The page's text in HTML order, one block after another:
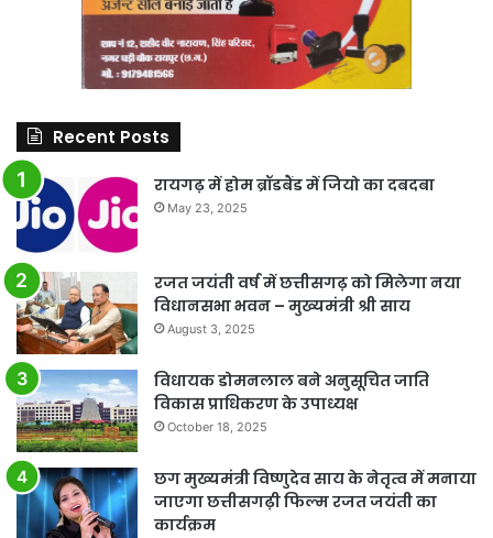
Recent Posts
रायगढ़ में होम ब्रॉडबैंड में जियो का दबदबा
May 23, 2025
रजत जयंती वर्ष में छत्तीसगढ़ को मिलेगा नया
विधानसभा भवन – मुख्यमंत्री श्री साय
August 3, 2025
विधायक डोमनलाल बने अनुसूचित जाति
विकास प्राधिकरण के उपाध्यक्ष
October 18, 2025
छग मुख्यमंत्री विष्णुदेव साय के नेतृत्व में मनाया
जाएगा छत्तीसगढ़ी फिल्म रजत जयंती का
कार्यक्रम